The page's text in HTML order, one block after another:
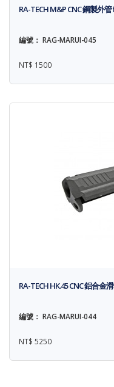
RA-TECH M&P CNC 鋼製外
編號： RAG-MARUI-045
NT$ 1500
RA-TECH HK.45 CNC 鋁合
編號： RAG-MARUI-044
NT$ 5250